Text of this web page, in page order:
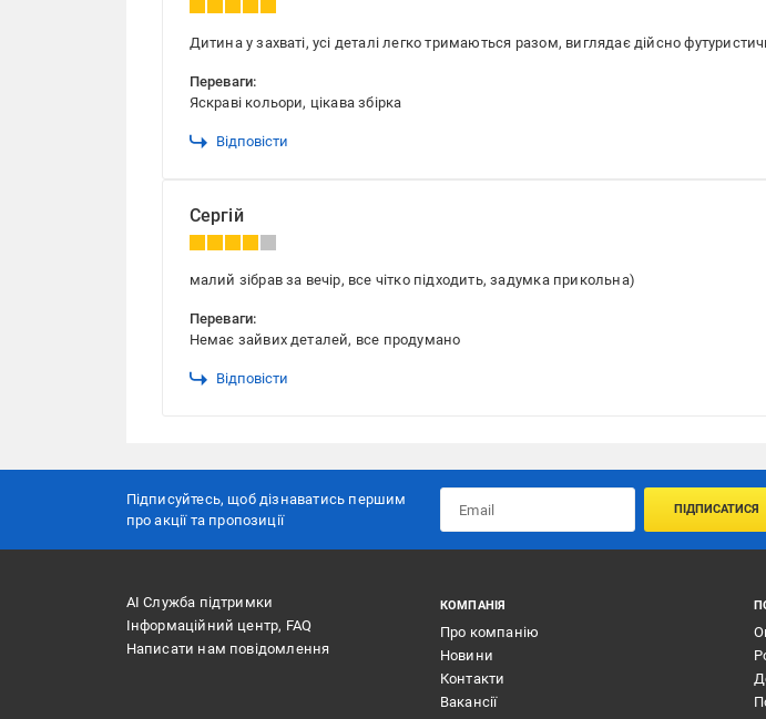
Дитина у захваті, усі деталі легко тримаються разом, виглядає дійсно
Переваги:
Яскраві кольори, цікава збірка
Відповісти
Сергій
малий зібрав за вечір, все чітко підходить, задумка прикольна)
Переваги:
Немає зайвих деталей, все продумано
Відповісти
Підписуйтесь, щоб дізнаватись першим
про акції та пропозиції
ПІДПИСАТИСЯ
АІ Служба підтримки
Інформаційний центр, FAQ
Написати нам повідомлення
КОМПАНІЯ
Про компанію
Новини
Контакти
Вакансії